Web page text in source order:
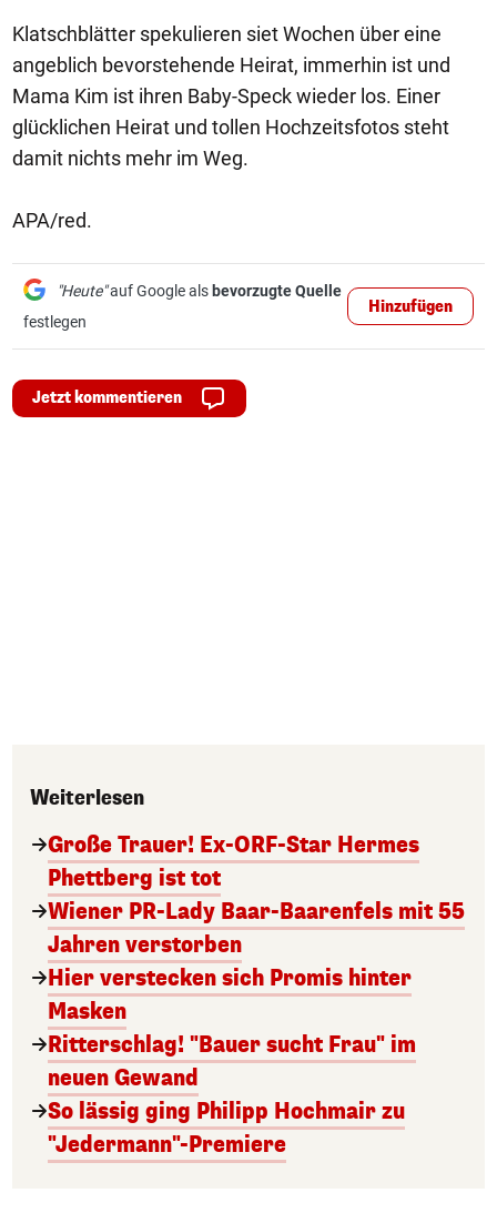
Klatschblätter spekulieren siet Wochen über eine
angeblich bevorstehende Heirat, immerhin ist und
Mama Kim ist ihren Baby-Speck wieder los. Einer
glücklichen Heirat und tollen Hochzeitsfotos steht
damit nichts mehr im Weg.
APA/red.
"Heute"auf Google als bevorzugte Quelle
festlegen
Hinzufügen
Jetzt kommentieren
Weiterlesen
Große Trauer! Ex-ORF-Star Hermes
Phettberg ist tot
Wiener PR-Lady Baar-Baarenfels mit 55
Jahren verstorben
Hier verstecken sich Promis hinter
Masken
Ritterschlag! "Bauer sucht Frau" im
neuen Gewand
So lässig ging Philipp Hochmair zu
"Jedermann"-Premiere